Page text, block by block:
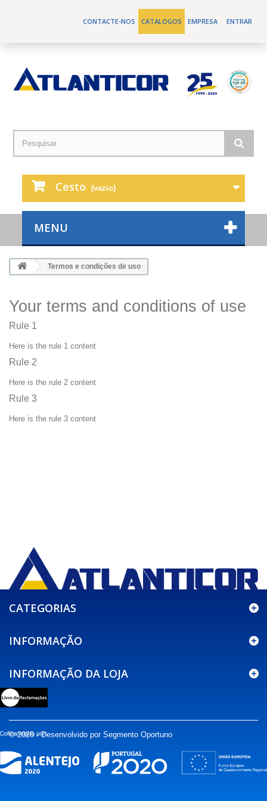
ENTRAR
EMPRESA
CATALOGOS
CONTACTE-NOS
Cesto (vazio)
MENU
Termos e condições de uso
Your terms and conditions of use
Rule 1
Here is the rule 1 content
Rule 2
Here is the rule 2 content
Rule 3
Here is the rule 3 content
CATEGORIAS
INFORMAÇÃO
© 2026 - Desenvolvido por Segmento Oportuno
INFORMAÇÃO DA LOJA